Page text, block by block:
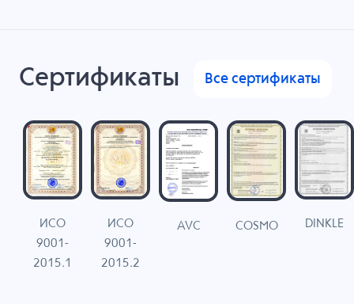
Сертификаты Все сертификаты
ИСО
9001-
2015.1
ИСО
9001-
2015.2
AVC COSMO DINKLE